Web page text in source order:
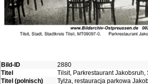
Bild-ID
2880
Titel
Tilsit, Parkrestaurant Jakobsruh,
Titel (polnisch)
Tylża, restauracja parkowa